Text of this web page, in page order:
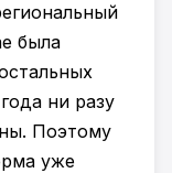
была
ни разу
Поэтому
уже